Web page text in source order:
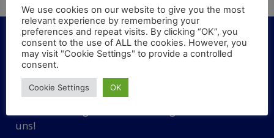
fondamentalement les dépenses prévues.
KONTAKT
uns!
We use cookies on our website to give you the most
relevant experience by remembering your
preferences and repeat visits. By clicking “OK”, you
consent to the use of ALL the cookies. However, you
may visit "Cookie Settings" to provide a controlled
consent.
Cookie Settings OK